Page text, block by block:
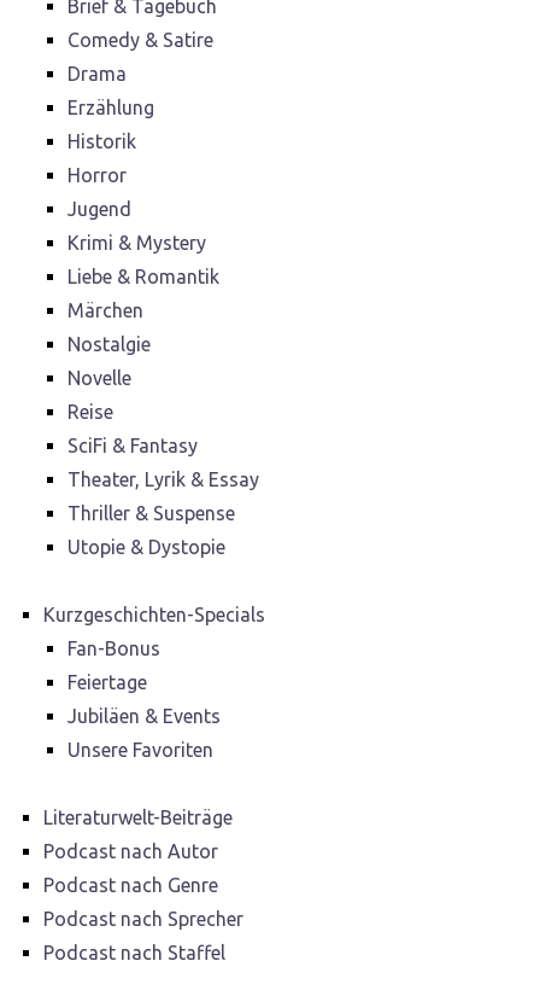
Brief & Tagebuch
Comedy & Satire
Drama
Erzählung
Historik
Horror
Jugend
Krimi & Mystery
Liebe & Romantik
Märchen
Nostalgie
Novelle
Reise
SciFi & Fantasy
Theater, Lyrik & Essay
Thriller & Suspense
Utopie & Dystopie
Kurzgeschichten-Specials
Fan-Bonus
Feiertage
Jubiläen & Events
Unsere Favoriten
Literaturwelt-Beiträge
Podcast nach Autor
Podcast nach Genre
Podcast nach Sprecher
Podcast nach Staffel